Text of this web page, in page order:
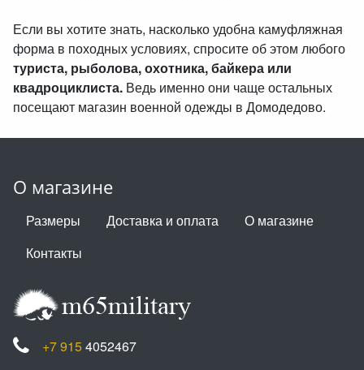
Если вы хотите знать, насколько удобна камуфляжная
форма в походных условиях, спросите об этом любого
туриста, рыболова, охотника, байкера или
квадроциклиста. Ведь именно они чаще остальных
посещают магазин военной одежды в Домодедово.
О магазине
Размеры Доставка и оплата
О магазине
Контакты
+7 915 4052467